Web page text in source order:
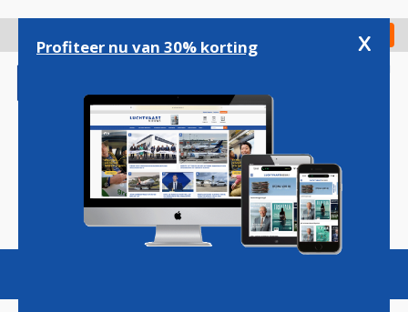
gaan
Check in
Magazine Podcasts Vacatures
Profiteer nu van 30% korting x